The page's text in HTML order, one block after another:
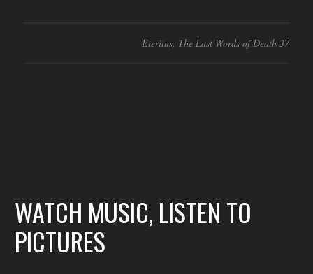
Eteritus, The Last Words of Death 37
WATCH MUSIC, LISTEN TO
PICTURES